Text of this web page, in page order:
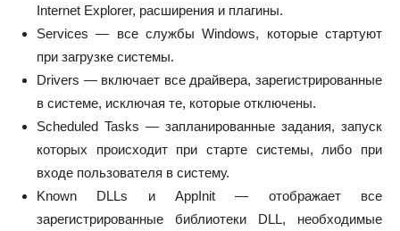
Internet Explorer, расширения и плагины.
Services — все службы Windows, которые стартуют
при загрузке системы.
Drivers — включает все драйвера, зарегистрированные
в системе, исключая те, которые отключены.
Scheduled Tasks — запланированные задания, запуск
которых происходит при старте системы, либо при
входе пользователя в систему.
Known DLLs и AppInit — отображает все
зарегистрированные библиотеки DLL, необходимые